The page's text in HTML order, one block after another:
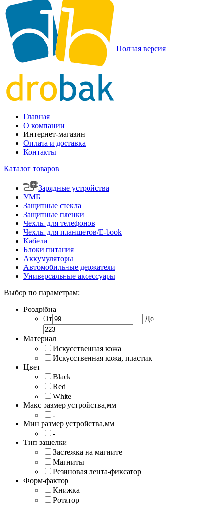
Полная версия
Главная
О компании
Интернет-магазин
Оплата и доставка
Контакты
Каталог товаров
Зарядные устройства
УМБ
Защитные стекла
Защитные пленки
Чехлы для телефонов
Чехлы для планшетов/E-book
Кабели
Блоки питания
Аккумуляторы
Автомобильные держатели
Универсальные аксессуары
Выбор по параметрам:
Роздрібна
От
До
Материал
Искусственная кожа
Искусственная кожа, пластик
Цвет
Black
Red
White
Макс размер устройства,мм
-
Мин размер устройства,мм
-
Тип защелки
Застежка на магните
Магниты
Резиновая лента-фиксатор
Форм-фактор
Книжка
Ротатор